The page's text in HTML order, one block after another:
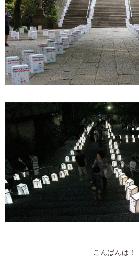
こんばんは！